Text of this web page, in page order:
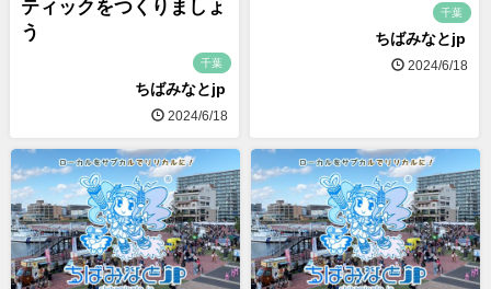
ティックをつくりましょ
う
千葉
ちばみなとjp
2024/6/18
千葉
ちばみなとjp
2024/6/18